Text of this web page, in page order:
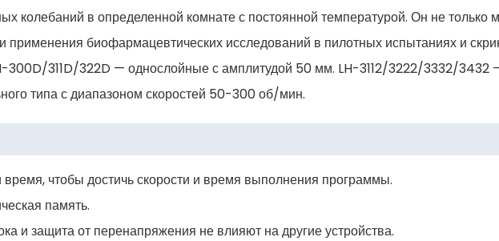
колебаний в определенной комнате с постоянной температурой. Он не только
биофармацевтических исследований в пилотных испытаниях и
300D/311D/322D — однослойные с амплитудой 50 мм. LH-3112/3222/3332/3432
типа с диапазоном скоростей 50-300 об/мин.
чтобы достичь скорости и время выполнения программы.
память.
и защита от перенапряжения не влияют на другие устройства.